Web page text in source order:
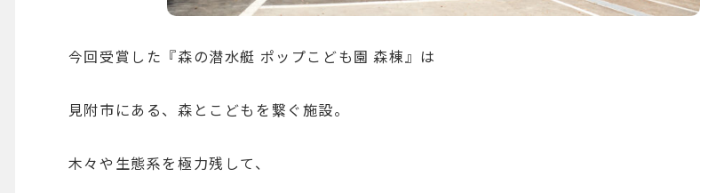
今回受賞した 『森の潜水艇 ポップこども園 森棟』は
見附市にある、森とこどもを繋ぐ施設。
木々や生態系を極力残して、